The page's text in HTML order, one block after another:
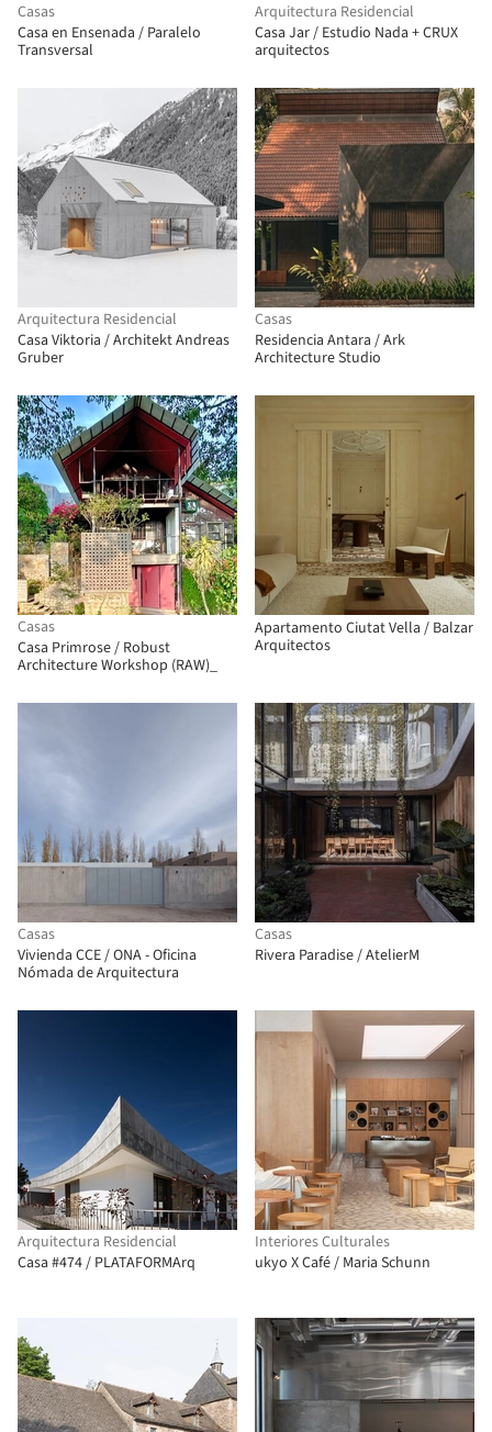
Casas
Casa en Ensenada / Paralelo
Transversal
Arquitectura Residencial
Casa Jar / Estudio Nada + CRUX
arquitectos
Arquitectura Residencial
Casa Viktoria / Architekt Andreas
Gruber
Casas
Residencia Antara / Ark
Architecture Studio
Casas
Casa Primrose / Robust
Architecture Workshop (RAW)_
Apartamento Ciutat Vella / Balzar
Arquitectos
Casas
Vivienda CCE / ONA - Oficina
Nómada de Arquitectura
Casas
Rivera Paradise / AtelierM
Arquitectura Residencial
Casa #474 / PLATAFORMArq
Interiores Culturales
ukyo X Café / Maria Schunn